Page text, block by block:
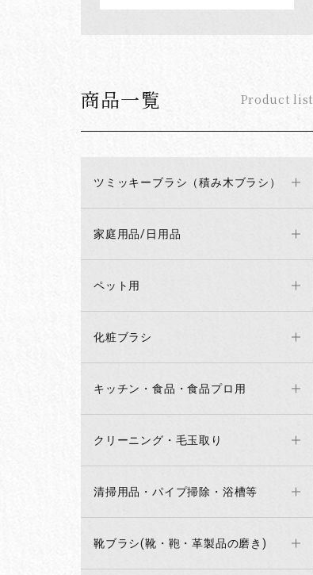
商品一覧 Product list
ツミッキーブラシ（積み木ブラシ）
家庭用品/日用品
ペット用
化粧ブラシ
キッチン・食品・食品プロ用
クリーニング・毛玉取り
清掃用品・パイプ掃除・浴槽等
靴ブラシ(靴・鞄・革製品の磨き)